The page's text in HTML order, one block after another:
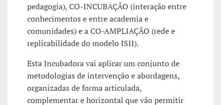
pedagogia), CO-INCUBAÇÃO (interação entre
conhecimentos e entre academia e
comunidades) e a CO-AMPLIAÇÃO (rede e
replicabilidade do modelo ISII).
Esta Incubadora vai aplicar um conjunto de
metodologias de intervenção e abordagens,
organizadas de forma articulada,
complementar e horizontal que vão permitir